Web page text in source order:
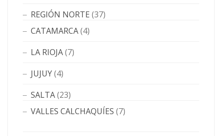
REGIÓN NORTE (37)
CATAMARCA(4)
LA RIOJA(7)
JUJUY(4)
SALTA(23)
VALLES CALCHAQUÍES (7)